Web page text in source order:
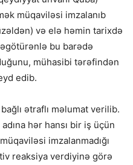
müqaviləsi imzalanıb
və elə həmin tarixdə
bu barədə
mühasibi tərəfindən
edib.
ətraflı məlumat verilib.
hər hansı bir iş üçün
imzalanmadığı
reaksiya verdiyinə görə